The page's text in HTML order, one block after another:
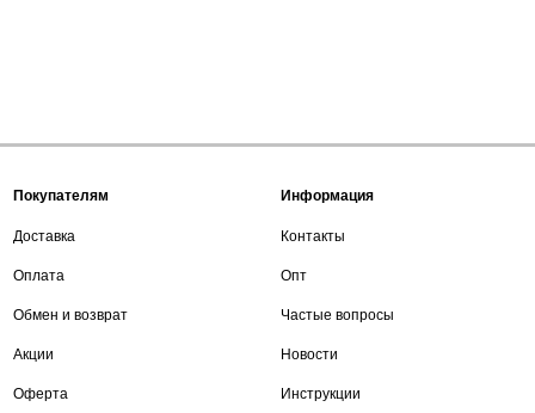
Покупателям
Доставка
Оплата
Обмен и возврат
Акции
Оферта
Информация
Контакты
Опт
Частые вопросы
Новости
Инструкции